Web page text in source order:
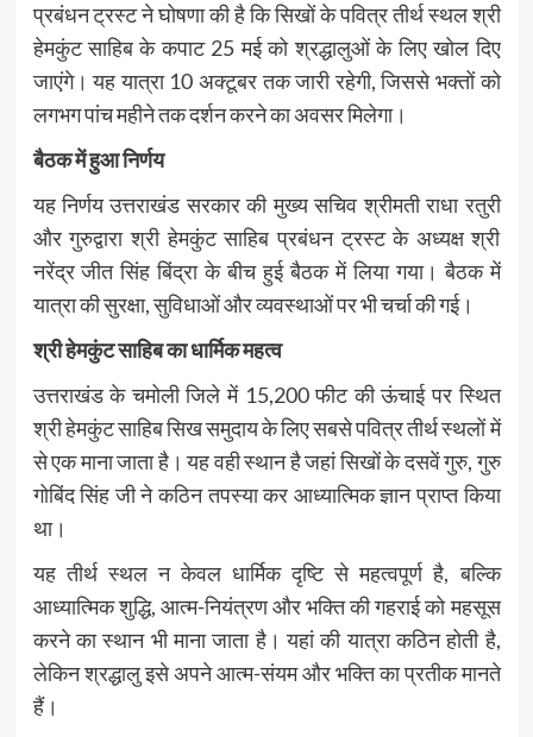
प्रबंधन ट्रस्ट ने घोषणा की है कि सिखों के पवित्र तीर्थ स्थल श्री
हेमकुंट साहिब के कपाट 25 मई को श्रद्धालुओं के लिए खोल दिए
जाएंगे। यह यात्रा 10 अक्टूबर तक जारी रहेगी, जिससे भक्तों को
लगभग पांच महीने तक दर्शन करने का अवसर मिलेगा।
बैठक में हुआ निर्णय
यह निर्णय उत्तराखंड सरकार की मुख्य सचिव श्रीमती राधा रतुरी
और गुरुद्वारा श्री हेमकुंट साहिब प्रबंधन ट्रस्ट के अध्यक्ष श्री
नरेंद्र जीत सिंह बिंद्रा के बीच हुई बैठक में लिया गया। बैठक में
यात्रा की सुरक्षा, सुविधाओं और व्यवस्थाओं पर भी चर्चा की गई।
श्री हेमकुंट साहिब का धार्मिक महत्व
उत्तराखंड के चमोली जिले में 15,200 फीट की ऊंचाई पर स्थित
श्री हेमकुंट साहिब सिख समुदाय के लिए सबसे पवित्र तीर्थ स्थलों में
से एक माना जाता है। यह वही स्थान है जहां सिखों के दसवें गुरु, गुरु
गोबिंद सिंह जी ने कठिन तपस्या कर आध्यात्मिक ज्ञान प्राप्त किया
था।
यह तीर्थ स्थल न केवल धार्मिक दृष्टि से महत्वपूर्ण है, बल्कि
आध्यात्मिक शुद्धि, आत्म-नियंत्रण और भक्ति की गहराई को महसूस
करने का स्थान भी माना जाता है। यहां की यात्रा कठिन होती है,
लेकिन श्रद्धालु इसे अपने आत्म-संयम और भक्ति का प्रतीक मानते
हैं।